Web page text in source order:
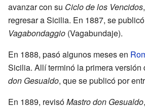
avanzar con su Ciclo de los Vencidos
regresar a Sicilia. En 1887, se
Vagabondaggio (Vagabundaje).
En 1888, pasó algunos meses en
Sicilia. Allí terminó la primera versión
don Gesualdo, que se publicó por
En 1889, revisóMastro don Gesualdo